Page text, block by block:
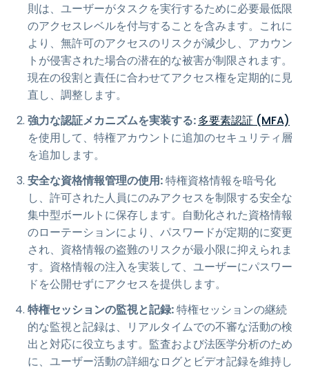
則は、ユーザーがタスクを実行するために必要最低限
のアクセスレベルを付与することを含みます。これに
より、無許可のアクセスのリスクが減少し、アカウン
トが侵害された場合の潜在的な被害が制限されます。
現在の役割と責任に合わせてアクセス権を定期的に見
直し、調整します。
強力な認証メカニズムを実装する:多要素認証 (MFA)
を使用して、特権アカウントに追加のセキュリティ層
を追加します。
安全な資格情報管理の使用:特権資格情報を暗号化
し、許可された人員にのみアクセスを制限する安全な
集中型ボールトに保存します。自動化された資格情報
のローテーションにより、パスワードが定期的に変更
され、資格情報の盗難のリスクが最小限に抑えられま
す。資格情報の注入を実装して、ユーザーにパスワー
ドを公開せずにアクセスを提供します。
特権セッションの監視と記録:特権セッションの継続
的な監視と記録は、リアルタイムでの不審な活動の検
出と対応に役立ちます。監査および法医学分析のため
に、ユーザー活動の詳細なログとビデオ記録を維持し